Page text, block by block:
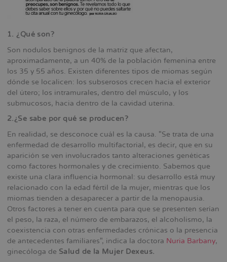
1. ¿Qué son?
Son nodulos benignos de la matriz que afectan,
aproximadamente, a un 40% de la población femenina entre
los 35 y 55 años. Existen diferentes tipos de miomas según
dónde se localicen: los subserosos crecen hacia el exterior
del útero; los intramurales, dentro del músculo, y los
submucosos, hacia dentro de la cavidad uterina.
2.¿Se sabe por qué se producen?
En realidad, se desconoce cuál es la causa. "Se trata de una
enfermedad de desarrollo multifactorial, es decir, que en su
aparición se ven involucrados tanto alteraciones genéticas
como factores hormonales y de crecimiento. Sabemos que
existe una clara influencia hormonal: su desarrollo está muy
relacionado con la edad fértil de la mujer, mientras que los
miomas tienden a desaparecer a partir de la menopausia.
Otros factores a tener en cuenta para que se presenten serían
el peso, la raza, el número de embarazos, el alcoholismo, la
coexistencia con otras enfermedades crónicas o la presencia
de antecedentes familiares", indica la doctora Nuria Barbany,
ginecóloga de Salud de la Mujer Dexeus.